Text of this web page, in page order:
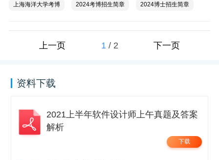
上海海洋大学考博 2024考博招生简章 2024博士招生简章
上一页 1 / 2 下一页
资料下载
2021上半年软件设计师上午真题及答案
解析
下载